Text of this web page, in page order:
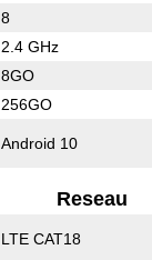
8
2.4 GHz
8GO
256GO
Android 10
Reseau
LTE CAT18